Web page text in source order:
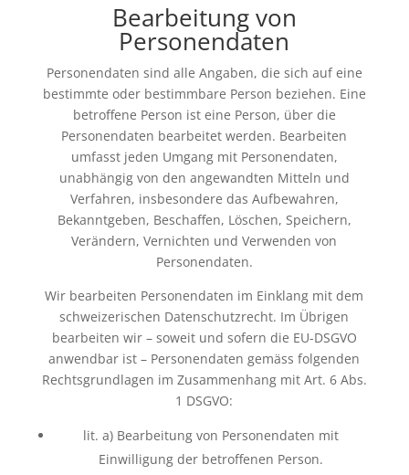
Bearbeitung von
Personendaten
Personendaten sind alle Angaben, die sich auf eine
bestimmte oder bestimmbare Person beziehen. Eine
betroffene Person ist eine Person, über die
Personendaten bearbeitet werden. Bearbeiten
umfasst jeden Umgang mit Personendaten,
unabhängig von den angewandten Mitteln und
Verfahren, insbesondere das Aufbewahren,
Bekanntgeben, Beschaffen, Löschen, Speichern,
Verändern, Vernichten und Verwenden von
Personendaten.
Wir bearbeiten Personendaten im Einklang mit dem
schweizerischen Datenschutzrecht. Im Übrigen
bearbeiten wir – soweit und sofern die EU-DSGVO
anwendbar ist – Personendaten gemäss folgenden
Rechtsgrundlagen im Zusammenhang mit Art. 6 Abs.
1 DSGVO:
lit. a) Bearbeitung von Personendaten mit
Einwilligung der betroffenen Person.